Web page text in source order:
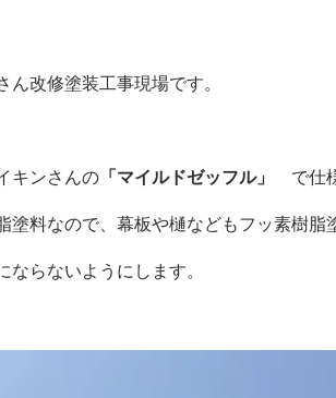
ん改修塗装工事現場です。
キンさんの 「マイルドゼッフル」 で仕
塗料なので、幕板や樋などもフッ素樹脂
ならないようにします。